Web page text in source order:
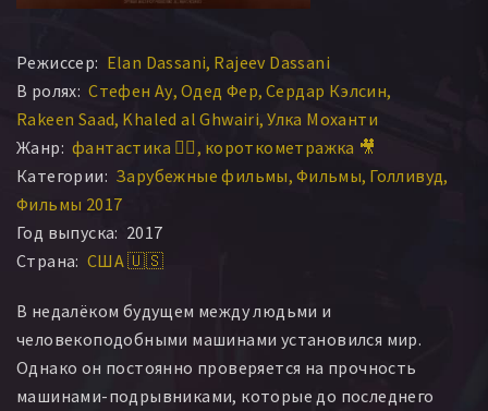
Режиссер: Elan Dassani Rajeev Dassani
В ролях: Стефен Ау Одед Фер Сердар Кэлсин
Rakeen Saad Khaled al Ghwairi Улка Моханти
Жанр: фантастика 🧙‍♀️ короткометражка 🎥
Категории: Зарубежные фильмы Фильмы Голливуд
Фильмы 2017
Год выпуска: 2017
Страна: США 🇺🇸
В недалёком будущем между людьми и
человекоподобными машинами установился мир.
Однако он постоянно проверяется на прочность
машинами-подрывниками, которые до последнего